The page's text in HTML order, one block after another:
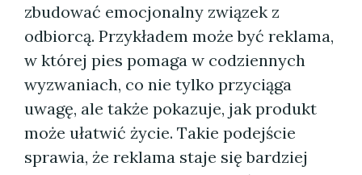
zbudować emocjonalny związek z
odbiorcą. Przykładem może być reklama,
w której pies pomaga w codziennych
wyzwaniach, co nie tylko przyciąga
uwagę, ale także pokazuje, jak produkt
może ułatwić życie. Takie podejście
sprawia, że reklama staje się bardziej